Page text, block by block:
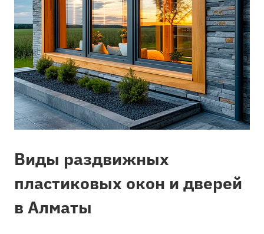
Виды раздвижных
пластиковых окон и дверей
в Алматы